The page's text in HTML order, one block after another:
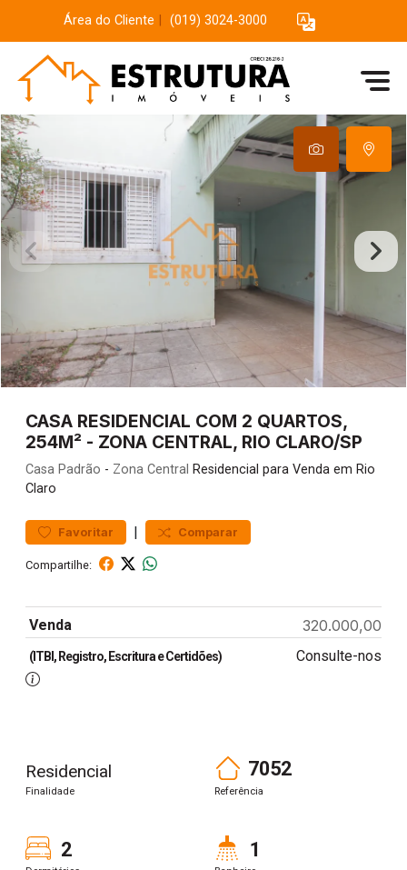
Área do Cliente (019) 3024-3000
CASA RESIDENCIAL COM 2 QUARTOS,
254M² - ZONA CENTRAL, RIO CLARO/SP
Casa Padrão - Zona Central Residencial para Venda em Rio
Claro
Favoritar | Comparar
Compartilhe:
Venda 320.000,00
(ITBI, Registro, Escritura e Certidões) Consulte-nos
Residencial
Finalidade
7052
Referência
2 1